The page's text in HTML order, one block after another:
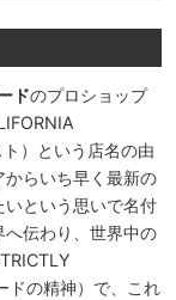
ドのプロショップ
）という店名の由
らいち早く最新の
いという思いで名付
伝わり、世界中の
ドの精神）で、これ